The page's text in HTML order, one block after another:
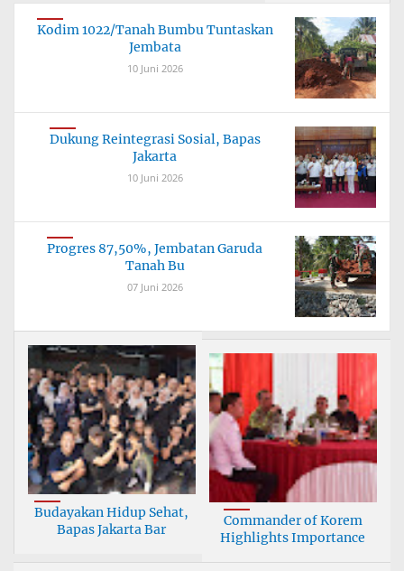
Kodim 1022/Tanah Bumbu Tuntaskan
Jembata
10 Juni 2026
Dukung Reintegrasi Sosial, Bapas
Jakarta
10 Juni 2026
Progres 87,50%, Jembatan Garuda
Tanah Bu
07 Juni 2026
Budayakan Hidup Sehat,
Bapas Jakarta Bar
Commander of Korem
Highlights Importance